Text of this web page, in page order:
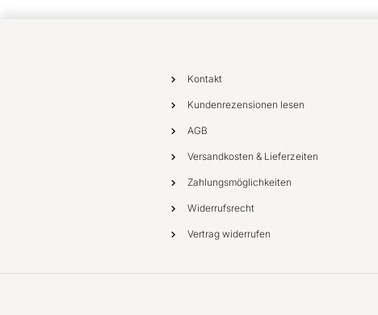
Kontakt
Kundenrezensionen lesen
AGB
Versandkosten & Lieferzeiten
Zahlungsmöglichkeiten
Widerrufsrecht
Vertrag widerrufen